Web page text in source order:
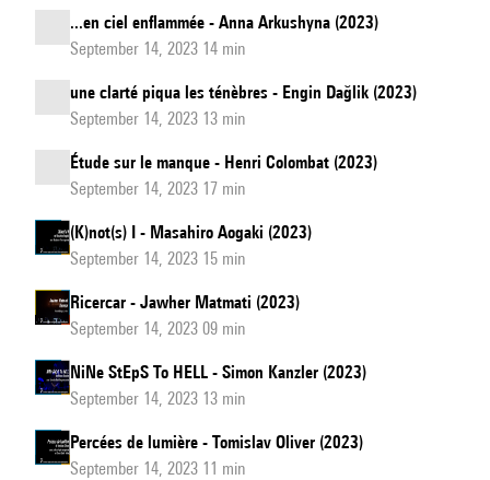
...en ciel enflammée - Anna Arkushyna (2023)
September 14, 2023 14 min
une clarté piqua les ténèbres - Engin Dağlik (2023)
September 14, 2023 13 min
Étude sur le manque - Henri Colombat (2023)
September 14, 2023 17 min
(K)not(s) I - Masahiro Aogaki (2023)
September 14, 2023 15 min
Ricercar - Jawher Matmati (2023)
September 14, 2023 09 min
NiNe StEpS To HELL - Simon Kanzler (2023)
September 14, 2023 13 min
Percées de lumière - Tomislav Oliver (2023)
September 14, 2023 11 min